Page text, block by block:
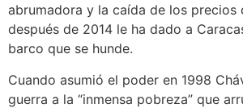
abrumadora y la caída de los precios
después de 2014 le ha dado a
barco que se hunde.
Cuando asumió el poder en 1998
guerra a la “inmensa pobreza” que